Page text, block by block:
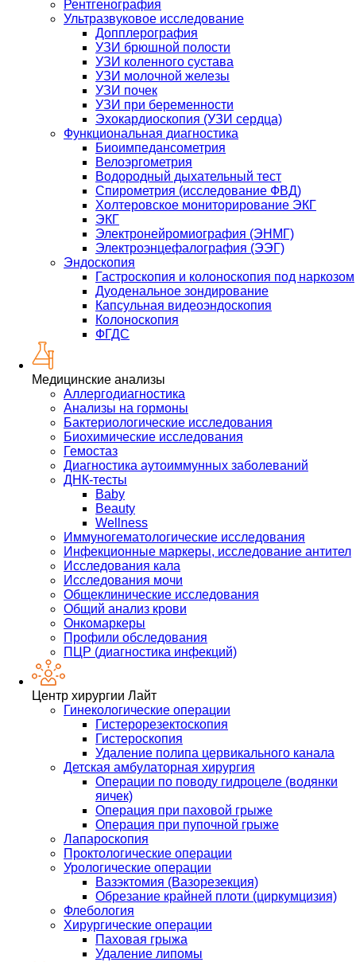
Рентгенография
Ультразвуковое исследование
Допплерография
УЗИ брюшной полости
УЗИ коленного сустава
УЗИ молочной железы
УЗИ почек
УЗИ при беременности
Эхокардиоскопия (УЗИ сердца)
Функциональная диагностика
Биоимпедансометрия
Велоэргометрия
Водородный дыхательный тест
Спирометрия (исследование ФВД)
Холтеровское мониторирование ЭКГ
ЭКГ
Электронейромиография (ЭНМГ)
Электроэнцефалография (ЭЭГ)
Эндоскопия
Гастроскопия и колоноскопия под наркозом
Дуоденальное зондирование
Капсульная видеоэндоскопия
Колоноскопия
ФГДС
Медицинские анализы
Аллергодиагностика
Анализы на гормоны
Бактериологические исследования
Биохимические исследования
Гемостаз
Диагностика аутоиммунных заболеваний
ДНК-тесты
Baby
Beauty
Wellness
Иммуногематологические исследования
Инфекционные маркеры, исследование антител
Исследования кала
Исследования мочи
Общеклинические исследования
Общий анализ крови
Онкомаркеры
Профили обследования
ПЦР (диагностика инфекций)
Центр хирургии Лайт
Гинекологические операции
Гистерорезектоскопия
Гистероскопия
Удаление полипа цервикального канала
Детская амбулаторная хирургия
Операции по поводу гидроцеле (водянки
яичек)
Операция при паховой грыже
Операция при пупочной грыже
Лапароскопия
Проктологические операции
Урологические операции
Вазэктомия (Вазорезекция)
Обрезание крайней плоти (циркумцизия)
Флебология
Хирургические операции
Паховая грыжа
Удаление липомы